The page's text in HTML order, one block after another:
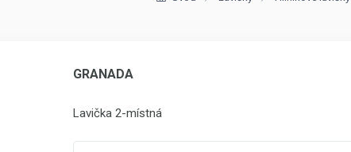
GRANADA
Lavička 2-místná